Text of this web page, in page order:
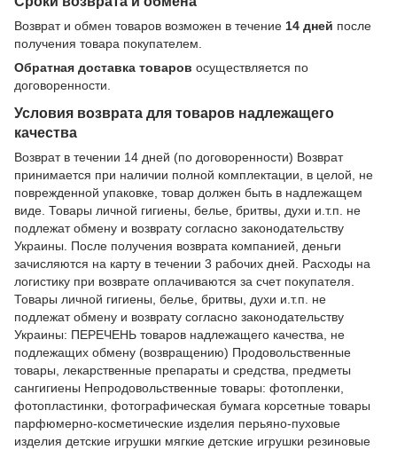
Возврат и обмен товаров возможен в течение 14 дней после
получения товара покупателем.
Обратная доставка товаров осуществляется по
договоренности.
Условия возврата для товаров надлежащего
качества
Возврат в течении 14 дней (по договоренности) Возврат
принимается при наличии полной комплектации, в целой, не
поврежденной упаковке, товар должен быть в надлежащем
виде. Товары личной гигиены, белье, бритвы, духи и.т.п. не
подлежат обмену и возврату согласно законодательству
Украины. После получения возврата компанией, деньги
зачисляются на карту в течении 3 рабочих дней. Расходы на
логистику при возврате оплачиваются за счет покупателя.
Товары личной гигиены, белье, бритвы, духи и.т.п. не
подлежат обмену и возврату согласно законодательству
Украины: ПЕРЕЧЕНЬ товаров надлежащего качества, не
подлежащих обмену (возвращению) Продовольственные
товары, лекарственные препараты и средства, предметы
сангигиены Непродовольственные товары: фотопленки,
фотопластинки, фотографическая бумага корсетные товары
парфюмерно-косметические изделия перьяно-пуховые
изделия детские игрушки мягкие детские игрушки резиновые